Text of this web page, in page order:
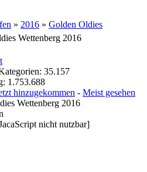
» 2016 » Golden Oldies
Wettenberg 2016
35.157
1.753.688
hinzugekommen - Meist gesehen
nicht nutzbar]